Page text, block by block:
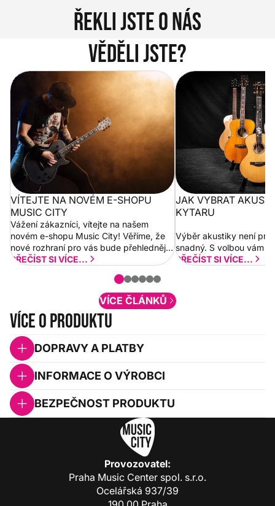
Řekli jste o nás
Věděli jste?
Vítejte na novém e-shopu Music
City
VÍTEJTE NA NOVÉM E-SHOPU
MUSIC CITY
Vážení zákazníci, vítejte na našem
novém e-shopu Music City! Věříme, že
nové rozhraní pro vás bude přehlednější
a rychlejší. Postupně budeme přidávat
PŘEČÍST SI VÍCE...
Jak vybrat
JAK VYBRAT
KYTARU
Výběr akustiky není pro
snadný. S volbou vám
PŘEČÍST SI VÍCE...
VÍCE ČLÁNKŮ
Více o produktu
DOPRAVY A PLATBY
INFORMACE O VÝROBCI
BEZPEČNOST PRODUKTU
Provozovatel:
Praha Music Center spol. s.r.o.
Ocelářská 937/39